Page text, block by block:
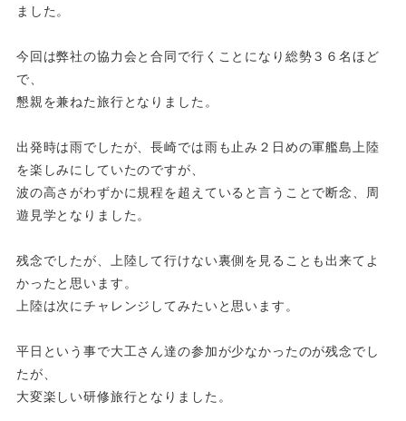
ました。
今回は弊社の協力会と合同で行くことになり総勢３６名ほど
で、
懇親を兼ねた旅行となりました。
出発時は雨でしたが、長崎では雨も止み２日めの軍艦島上陸
を楽しみにしていたのですが、
波の高さがわずかに規程を超えていると言うことで断念、周
遊見学となりました。
残念でしたが、上陸して行けない裏側を見ることも出来てよ
かったと思います。
上陸は次にチャレンジしてみたいと思います。
平日という事で大工さん達の参加が少なかったのが残念でし
たが、
大変楽しい研修旅行となりました。